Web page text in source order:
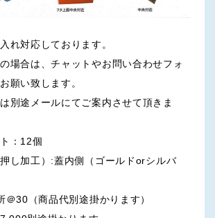
れ対応しております。
場合は、チャットやお問い合わせフォ
願い致します。
別途メールにてご案内させて頂きま
：12個
し加工）:蓋内側（ゴールドorシルバ
＠30（商品代別途掛かります）